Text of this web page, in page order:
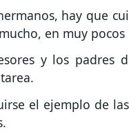
hay que
en muy
y los padres
el ejemplo de